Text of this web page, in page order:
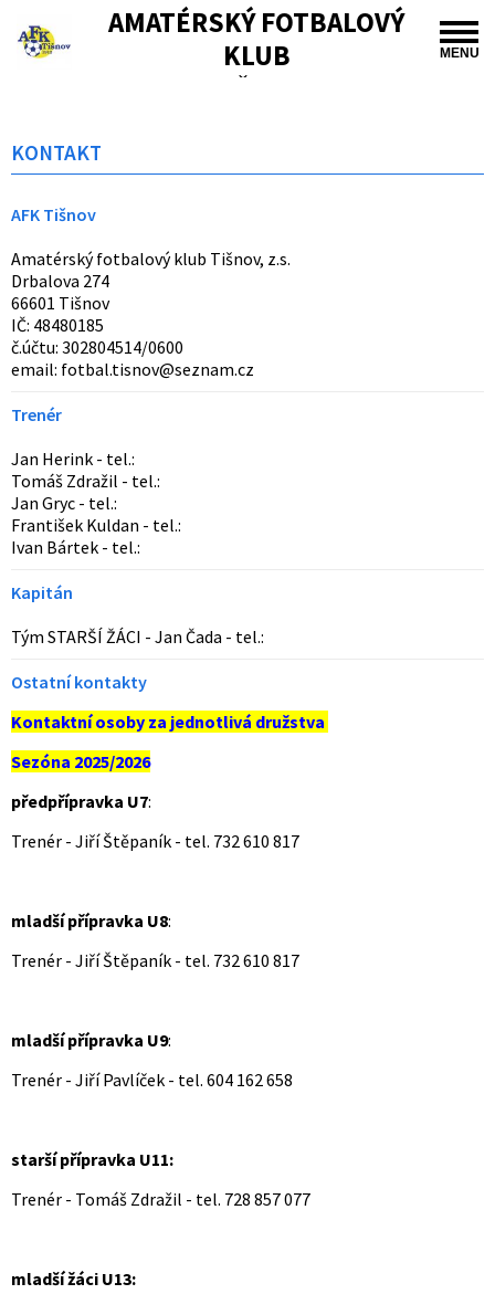
MENU
AMATÉRSKÝ FOTBALOVÝ
KLUB
TIŠNOV
KONTAKT
AFK Tišnov
Amatérský fotbalový klub Tišnov, z.s.
Drbalova 274
66601 Tišnov
IČ: 48480185
č.účtu: 302804514/0600
email: fotbal.tisnov@seznam.cz
Trenér
Jan Herink - tel.:
Tomáš Zdražil - tel.:
Jan Gryc - tel.:
František Kuldan - tel.:
Ivan Bártek - tel.:
Kapitán
Tým STARŠÍ ŽÁCI - Jan Čada - tel.:
Ostatní kontakty
Kontaktní osoby za jednotlivá družstva
Sezóna 2025/2026
předpřípravka U7:
Trenér - Jiří Štěpaník - tel. 732 610 817
mladší přípravka U8:
Trenér - Jiří Štěpaník - tel. 732 610 817
mladší přípravka U9:
Trenér - Jiří Pavlíček - tel. 604 162 658
starší přípravka U11:
Trenér - Tomáš Zdražil - tel. 728 857 077
mladší žáci U13: